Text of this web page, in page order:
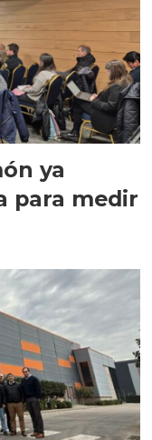
ya
para medir